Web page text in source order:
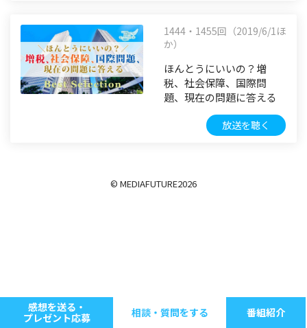
1444・1455回（2019/6/1ほ
か）
ほんとうにいいの？増
税、社会保障、国際問
題、現在の問題に答える
放送を聴く
© MEDIAFUTURE2026
感想を送る・
プレゼント応募
相談・質問をする 番組紹介